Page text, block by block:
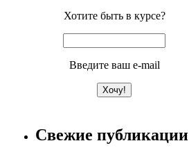
Хотите быть в курсе?
Введите ваш e-mail
Свежие публикации